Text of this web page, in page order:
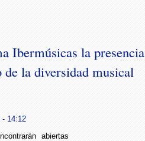
Ibermúsicas la presencia
la diversidad musical
- 14:12
abiertas